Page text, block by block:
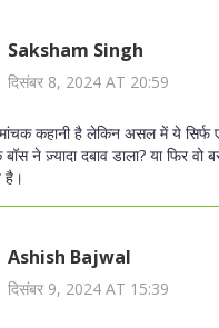
Saksham Singh
दिसंबर 8, 2024 AT 20:59
कहानी है लेकिन असल में ये सिर्फ
बॉस ने ज़्यादा दबाव डाला? या
है।
Ashish Bajwal
दिसंबर 9, 2024 AT 15:39